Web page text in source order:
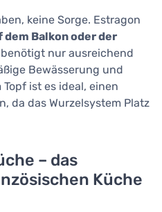
keine Sorge. Estragon
dem Balkon oder der
nur ausreichend
Bewässerung und
ist es ideal, einen
da das Wurzelsystem Platz
– das
Küche